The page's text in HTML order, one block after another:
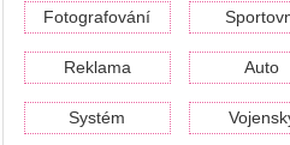
Fotografování
Reklama Auto
Systém